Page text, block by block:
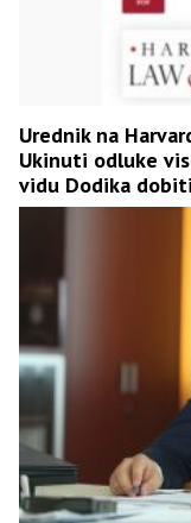
Urednik na
Ukinuti odluke
vidu Dodika